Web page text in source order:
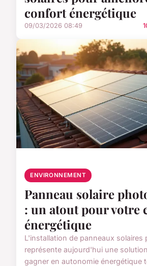
confort énergétique
09/03/2026 08:49
ENVIRONNEMENT
Panneau solaire
: un atout pour votre
énergétique
L'installation de panneaux solaires
représente aujourd'hui une
gagner en autonomie énergétique